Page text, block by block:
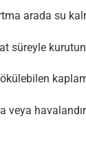
arada su
süreyle
veya